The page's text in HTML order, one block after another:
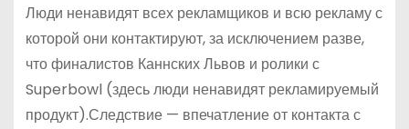
Люди ненавидят всех рекламщиков и всю рекламу с
которой они контактируют, за исключением разве,
что финалистов Каннских Львов и ролики с
Superbowl (здесь люди ненавидят рекламируемый
продукт).Следствие — впечатление от контакта с